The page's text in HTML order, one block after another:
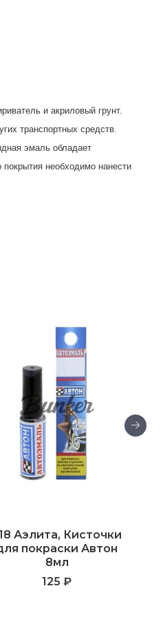
и акриловый грунт.
транспортных средств.
эмаль обладает
необходимо нанести
Аэлита, Кисточки
покраски Автон
8мл
125 ₽